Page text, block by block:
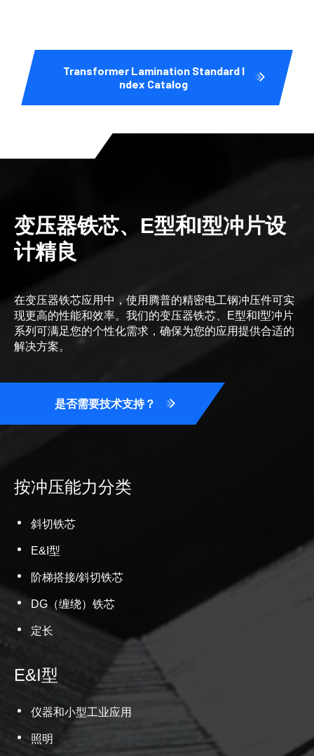
Transformer Lamination Standard I
ndex Catalog
变压器铁芯、E型和I型冲片设
计精良
在变压器铁芯应用中，使用腾普的精密电工钢冲压件可实
现更高的性能和效率。我们的变压器铁芯、E型和I型冲片
系列可满足您的个性化需求，确保为您的应用提供合适的
解决方案。
是否需要技术支持？
按冲压能力分类
斜切铁芯
E&I型
阶梯搭接/斜切铁芯
DG（缠绕）铁芯
定长
E&I型
仪器和小型工业应用
照明